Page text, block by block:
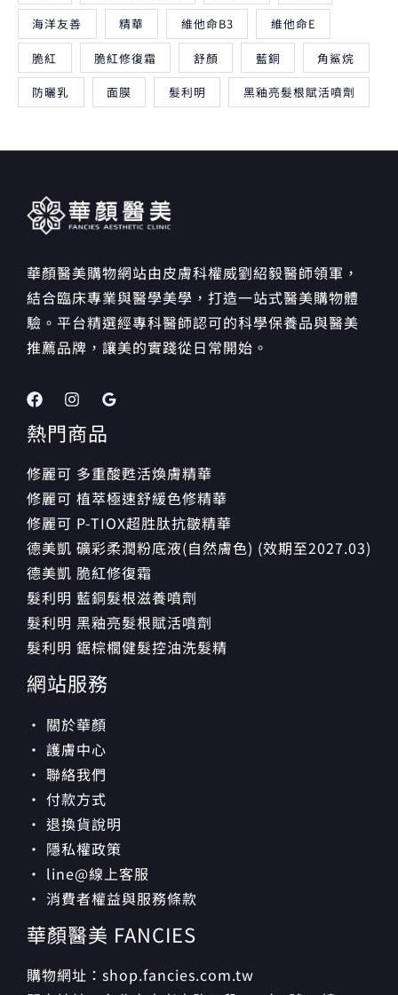
海洋友善 精華 維他命B3 維他命E
脆紅 脆紅修復霜 舒顏 藍銅 角鯊烷
防曬乳 面膜 髮利明 黑釉亮髮根賦活噴劑
華顏醫美購物網站由皮膚科權威劉紹毅醫師領軍，
結合臨床專業與醫學美學，打造一站式醫美購物體
驗。平台精選經專科醫師認可的科學保養品與醫美
推薦品牌，讓美的實踐從日常開始。
熱門商品
修麗可 多重酸甦活煥膚精華
修麗可 植萃極速舒緩色修精華
修麗可 P-TIOX超胜肽抗皺精華
德美凱 礦彩柔潤粉底液(自然膚色) (效期至2027.03)
德美凱 脆紅修復霜
髮利明 藍銅髮根滋養噴劑
髮利明 黑釉亮髮根賦活噴劑
髮利明 鋸棕櫚健髮控油洗髮精
網站服務
· 關於華顏
· 護膚中心
· 聯絡我們
· 付款方式
· 退換貨說明
· 隱私權政策
· line@線上客服
· 消費者權益與服務條款
華顏醫美 FANCIES
購物網址：shop.fancies.com.tw